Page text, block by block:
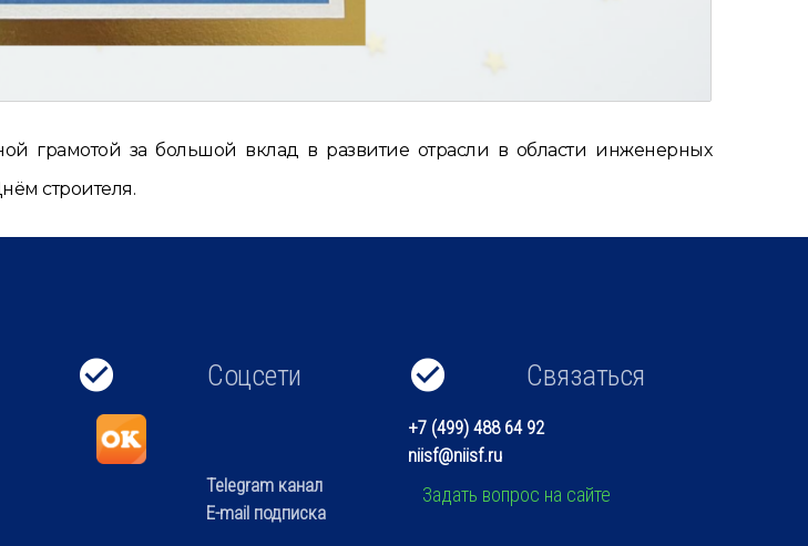
за большой вклад в развитие отрасли в области инженерных
строителя.
Соцсети
Telegram канал
E-mail подписка
Связаться
+7 (499) 488 64 92
niisf@niisf.ru
Задать вопрос на сайте